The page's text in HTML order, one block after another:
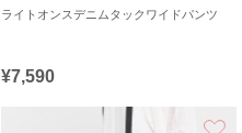
ライトオンスデニムタックワイドパンツ
¥7,590